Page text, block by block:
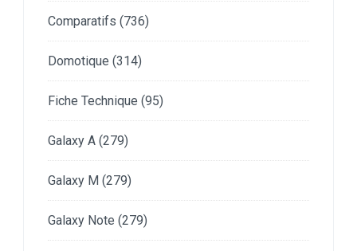
Comparatifs (736)
Domotique (314)
Fiche Technique (95)
Galaxy A (279)
Galaxy M (279)
Galaxy Note (279)